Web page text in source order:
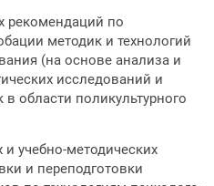
рекомендаций по
методик и технологий
(на основе анализа и
исследований и
в области поликультурного
учебно-методических
и переподготовки